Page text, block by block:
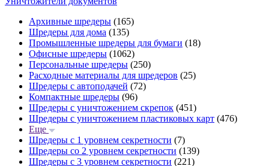
Архивные шредеры (165)
Шредеры для дома (135)
Промышленные шредеры для бумаги (18)
Офисные шредеры (1062)
Персональные шредеры (250)
Расходные материалы для шредеров (25)
Шредеры с автоподачей (72)
Компактные шредеры (96)
Шредеры с уничтожением скрепок (451)
Шредеры с уничтожением пластиковых карт (476)
Еще
Шредеры с 1 уровнем секретности (7)
Шредеры со 2 уровнем секретности (139)
Шредеры с 3 уровнем секретности (221)